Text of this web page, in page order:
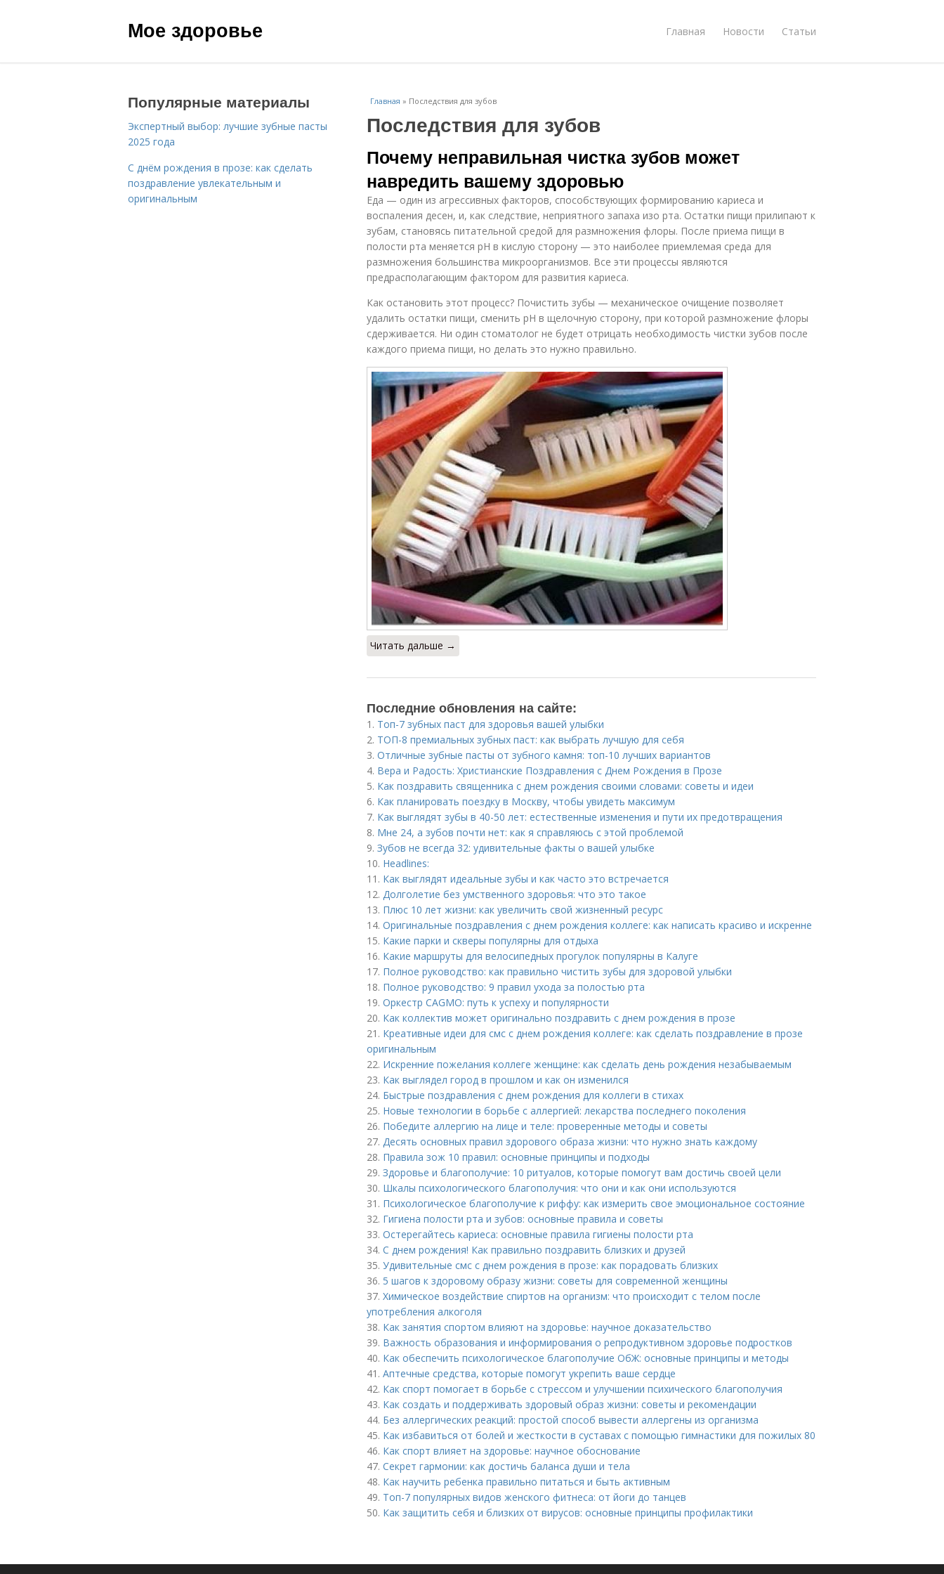
Мое здоровье Главная Новости Статьи
Главная » Последствия для зубов
Последствия для зубов
Почему неправильная чистка зубов может
навредить вашему здоровью
Еда — один из агрессивных факторов, способствующих формированию кариеса и
воспаления десен, и, как следствие, неприятного запаха изо рта. Остатки пищи прилипают к
зубам, становясь питательной средой для размножения флоры. После приема пищи в
полости рта меняется рН в кислую сторону — это наиболее приемлемая среда для
размножения большинства микроорганизмов. Все эти процессы являются
предрасполагающим фактором для развития кариеса.
Как остановить этот процесс? Почистить зубы — механическое очищение позволяет
удалить остатки пищи, сменить рН в щелочную сторону, при которой размножение флоры
сдерживается. Ни один стоматолог не будет отрицать необходимость чистки зубов после
каждого приема пищи, но делать это нужно правильно.
Читать дальше →
Последние обновления на сайте:
1. Топ-7 зубных паст для здоровья вашей улыбки
2. ТОП-8 премиальных зубных паст: как выбрать лучшую для себя
3. Отличные зубные пасты от зубного камня: топ-10 лучших вариантов
4. Вера и Радость: Христианские Поздравления с Днем Рождения в Прозе
5. Как поздравить священника с днем рождения своими словами: советы и идеи
6. Как планировать поездку в Москву, чтобы увидеть максимум
7. Как выглядят зубы в 40-50 лет: естественные изменения и пути их предотвращения
8. Мне 24, а зубов почти нет: как я справляюсь с этой проблемой
9. Зубов не всегда 32: удивительные факты о вашей улыбке
10. Headlines:
11. Как выглядят идеальные зубы и как часто это встречается
12. Долголетие без умственного здоровья: что это такое
13. Плюс 10 лет жизни: как увеличить свой жизненный ресурс
14. Оригинальные поздравления с днем рождения коллеге: как написать красиво и искренне
15. Какие парки и скверы популярны для отдыха
16. Какие маршруты для велосипедных прогулок популярны в Калуге
17. Полное руководство: как правильно чистить зубы для здоровой улыбки
18. Полное руководство: 9 правил ухода за полостью рта
19. Оркестр CAGMO: путь к успеху и популярности
20. Как коллектив может оригинально поздравить с днем рождения в прозе
21. Креативные идеи для смс с днем рождения коллеге: как сделать поздравление в прозе
оригинальным
22. Искренние пожелания коллеге женщине: как сделать день рождения незабываемым
23. Как выглядел город в прошлом и как он изменился
24. Быстрые поздравления с днем рождения для коллеги в стихах
25. Новые технологии в борьбе с аллергией: лекарства последнего поколения
26. Победите аллергию на лице и теле: проверенные методы и советы
27. Десять основных правил здорового образа жизни: что нужно знать каждому
28. Правила зож 10 правил: основные принципы и подходы
29. Здоровье и благополучие: 10 ритуалов, которые помогут вам достичь своей цели
30. Шкалы психологического благополучия: что они и как они используются
31. Психологическое благополучие к риффу: как измерить свое эмоциональное состояние
32. Гигиена полости рта и зубов: основные правила и советы
33. Остерегайтесь кариеса: основные правила гигиены полости рта
34. С днем рождения! Как правильно поздравить близких и друзей
35. Удивительные смс с днем рождения в прозе: как порадовать близких
36. 5 шагов к здоровому образу жизни: советы для современной женщины
37. Химическое воздействие спиртов на организм: что происходит с телом после
употребления алкоголя
38. Как занятия спортом влияют на здоровье: научное доказательство
39. Важность образования и информирования о репродуктивном здоровье подростков
40. Как обеспечить психологическое благополучие ОбЖ: основные принципы и методы
41. Аптечные средства, которые помогут укрепить ваше сердце
42. Как спорт помогает в борьбе с стрессом и улучшении психического благополучия
43. Как создать и поддерживать здоровый образ жизни: советы и рекомендации
44. Без аллергических реакций: простой способ вывести аллергены из организма
45. Как избавиться от болей и жесткости в суставах с помощью гимнастики для пожилых 80
46. Как спорт влияет на здоровье: научное обоснование
47. Секрет гармонии: как достичь баланса души и тела
48. Как научить ребенка правильно питаться и быть активным
49. Топ-7 популярных видов женского фитнеса: от йоги до танцев
50. Как защитить себя и близких от вирусов: основные принципы профилактики
Популярные материалы
Экспертный выбор: лучшие зубные пасты
2025 года
С днём рождения в прозе: как сделать
поздравление увлекательным и
оригинальным